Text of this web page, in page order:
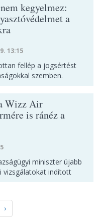
kegyelmez:
a
13:15
fellép a jogsértést
szemben.
Wizz Air
is ránéz a
miniszter újabb
vizsgálatokat indított
›